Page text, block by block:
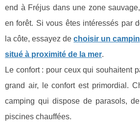
end à Fréjus dans une zone
en forêt. Si vous êtes intéressés par
la côte, essayez dechoisir un
situé à proximité de la mer.
Le confort : pour ceux qui souhaitent
grand air, le confort est primordial.
camping qui dispose de parasols,
piscines chauffées.